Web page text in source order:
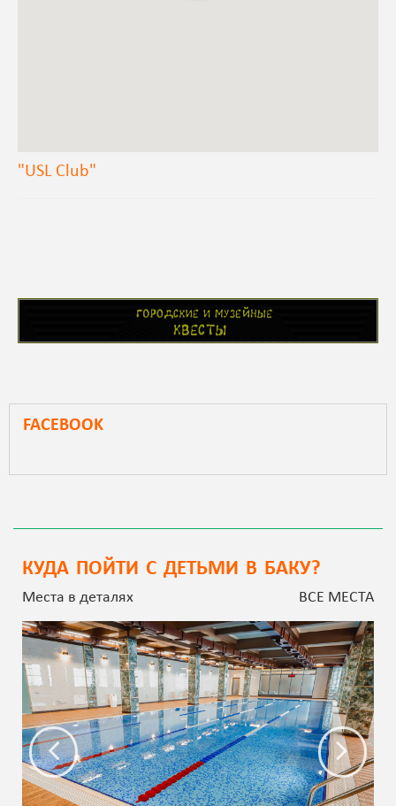
"USL Club"
FACEBOOK
КУДА ПОЙТИ С ДЕТЬМИ В БАКУ?
Места в деталях ВСЕ МЕСТА